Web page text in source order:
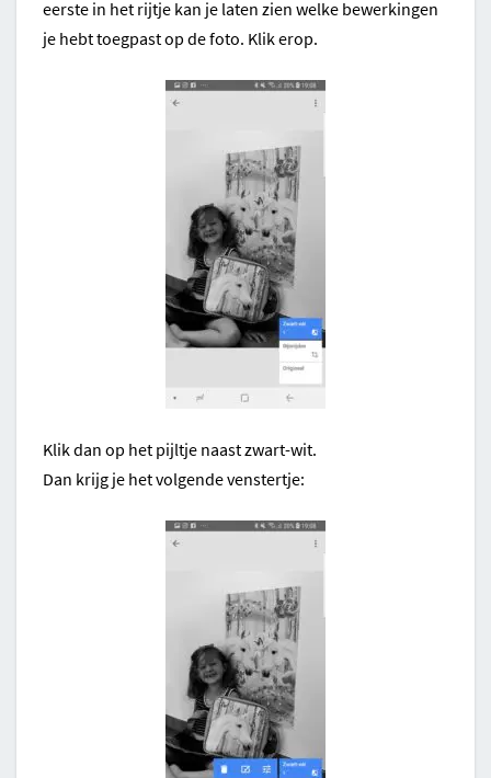
eerste in het rijtje kan je laten zien welke bewerkingen
je hebt toegpast op de foto. Klik erop.
Klik dan op het pijltje naast zwart-wit.
Dan krijg je het volgende venstertje: